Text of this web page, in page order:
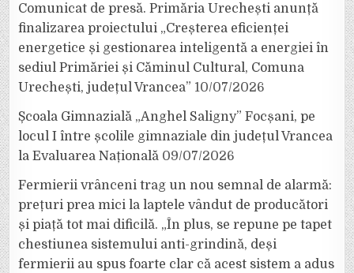
Comunicat de presă. Primăria Urechești anunță
finalizarea proiectului „Creșterea eficienței
energetice și gestionarea inteligentă a energiei în
sediul Primăriei și Căminul Cultural, Comuna
Urechești, județul Vrancea” 10/07/2026
Școala Gimnazială „Anghel Saligny” Focșani, pe
locul I între școlile gimnaziale din județul Vrancea
la Evaluarea Națională 09/07/2026
Fermierii vrânceni trag un nou semnal de alarmă:
prețuri prea mici la laptele vândut de producători
și piață tot mai dificilă. „În plus, se repune pe tapet
chestiunea sistemului anti-grindină, deși
fermierii au spus foarte clar că acest sistem a adus